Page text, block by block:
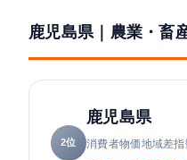
鹿児島県｜農業・畜
2位
鹿児島県
消費者物価地域差指